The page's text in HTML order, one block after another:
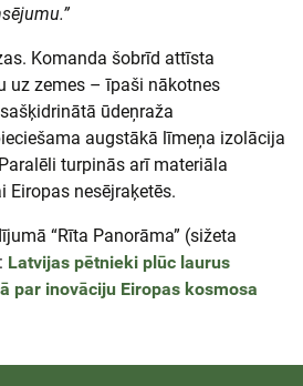
Komanda šobrīd attīsta
uz zemes – īpaši nākotnes
ūdeņraža
augstākā līmeņa izolācija
turpinās arī materiāla
Eiropas nesējraķetēs.
“Rīta Panorāma” (sižeta
Latvijas pētnieki plūc laurus
par inovāciju Eiropas kosmosa